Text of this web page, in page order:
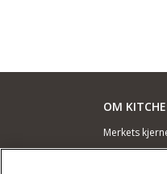
OM
Merkets